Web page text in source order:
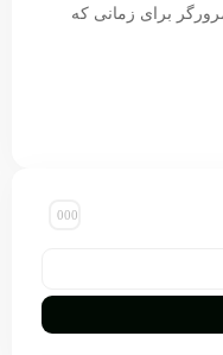
برای زمانی که